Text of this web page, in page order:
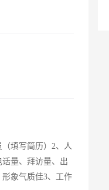
填写简历）2、人
量、拜访量、出
象气质佳3、工作